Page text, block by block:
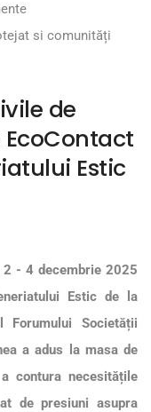
si comunități
de
Estic
2 - 4 decembrie 2025
Estic de la
Forumului Societății
a adus la masa de
contura necesitățile
de presiuni asupra